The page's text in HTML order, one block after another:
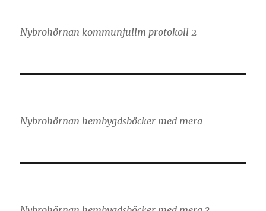
Nybrohörnan kommunfullm protokoll 2
Nybrohörnan hembygdsböcker med mera